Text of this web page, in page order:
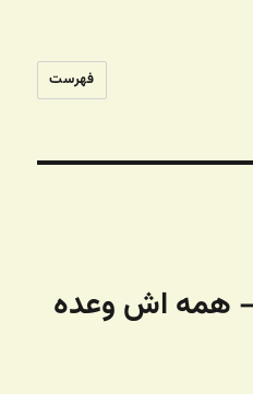
فهرست
۲۴۷ – همه اش وعده